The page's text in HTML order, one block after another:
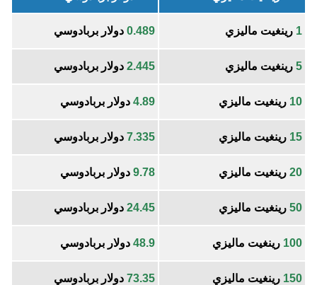
1 رينغيت ماليزي 0.489 دولار بربادوسي
5 رينغيت ماليزي 2.445 دولار بربادوسي
10 رينغيت ماليزي 4.89 دولار بربادوسي
15 رينغيت ماليزي 7.335 دولار بربادوسي
20 رينغيت ماليزي 9.78 دولار بربادوسي
50 رينغيت ماليزي 24.45 دولار بربادوسي
100 رينغيت ماليزي 48.9 دولار بربادوسي
150 رينغيت ماليزي 73.35 دولار بربادوسي